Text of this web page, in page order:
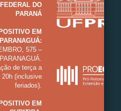
DO
PARANÁ
EM
PARANAGUÁ:
575 –
de terça a
20h (inclusive
feriados).
EM